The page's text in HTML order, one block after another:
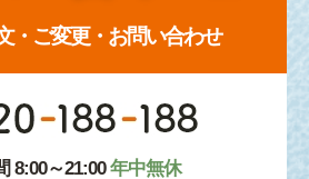
・ご変更・お問い合わせ
8:00～21:00年中無休